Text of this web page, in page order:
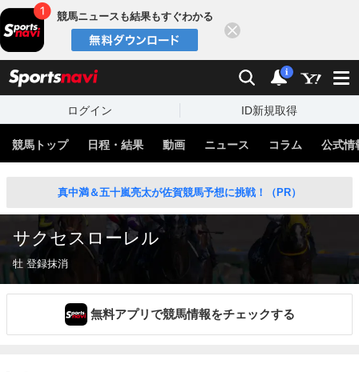
競馬ニュースも結果もすぐわかる
検索 通知
i
ログイン ID新規取得
競馬トップ 日程・結果 動画 ニュース コラム 公式情
真中満＆五十嵐亮太が佐賀競馬予想に挑戦！（PR）
サクセスローレル
牡 登録抹消
無料アプリで競馬情報をチェックする